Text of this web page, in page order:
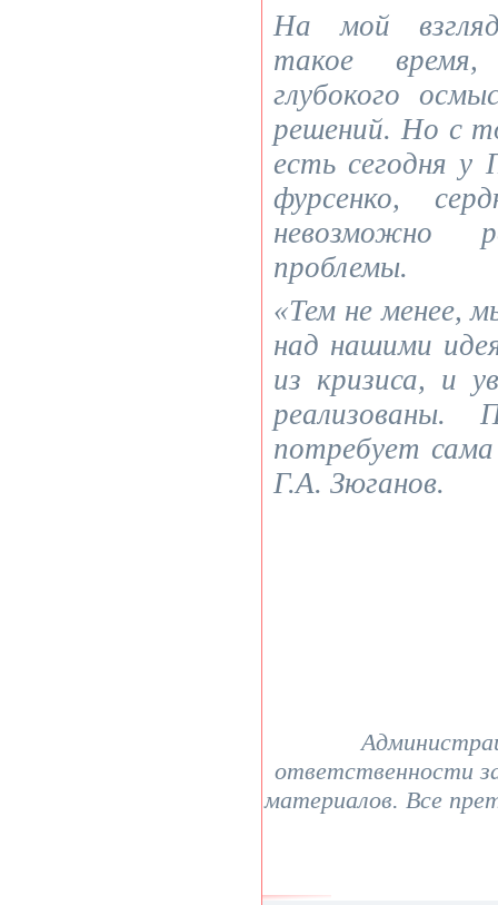
На мой
такое
глубокого
решений. Но с
есть сегодня у
фурсенко,
невозможно
проблемы.
«Тем не менее,
над нашими
из кризиса, и
потребует
Г.А. Зюганов.
ответственности
материалов. Все